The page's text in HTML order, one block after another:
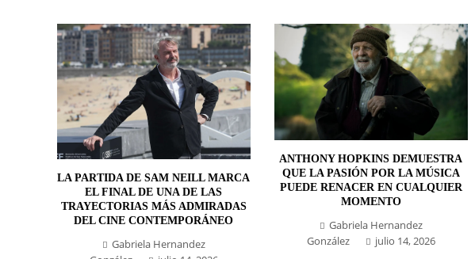
LA PARTIDA DE SAM NEILL MARCA
EL FINAL DE UNA DE LAS
TRAYECTORIAS MÁS ADMIRADAS
DEL CINE CONTEMPORÁNEO
Gabriela Hernandez
ANTHONY HOPKINS DEMUESTRA
QUE LA PASIÓN POR LA MÚSICA
PUEDE RENACER EN CUALQUIER
MOMENTO
Gabriela Hernandez
González
julio 14, 2026